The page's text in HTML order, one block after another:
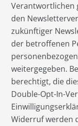
Verantwortlichen
den
zukünftiger
der betroffenen
weitergegeben.
berechtigt, die
Double-Opt-In-
Widerruf werden